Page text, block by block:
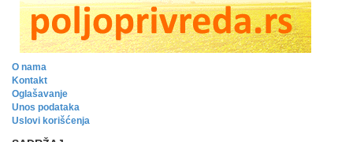
O nama
Kontakt
Oglašavanje
Unos podataka
Uslovi korišćenja